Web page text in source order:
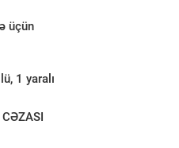
üçün
1 yaralı